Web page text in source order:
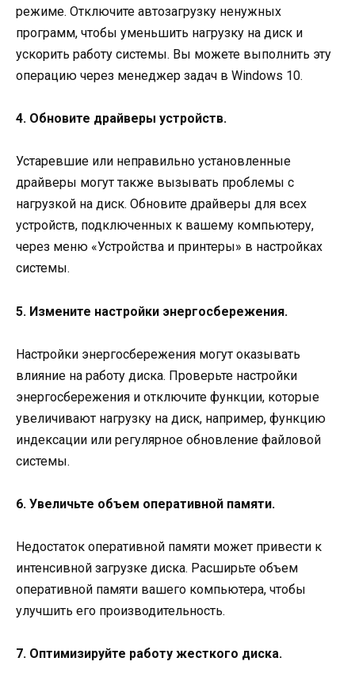
режиме. Отключите автозагрузку ненужных
программ, чтобы уменьшить нагрузку на диск и
ускорить работу системы. Вы можете выполнить эту
операцию через менеджер задач в Windows 10.
4. Обновите драйверы устройств.
Устаревшие или неправильно установленные
драйверы могут также вызывать проблемы с
нагрузкой на диск. Обновите драйверы для всех
устройств, подключенных к вашему компьютеру,
через меню «Устройства и принтеры» в настройках
системы.
5. Измените настройки энергосбережения.
Настройки энергосбережения могут оказывать
влияние на работу диска. Проверьте настройки
энергосбережения и отключите функции, которые
увеличивают нагрузку на диск, например, функцию
индексации или регулярное обновление файловой
системы.
6. Увеличьте объем оперативной памяти.
Недостаток оперативной памяти может привести к
интенсивной загрузке диска. Расширьте объем
оперативной памяти вашего компьютера, чтобы
улучшить его производительность.
7. Оптимизируйте работу жесткого диска.